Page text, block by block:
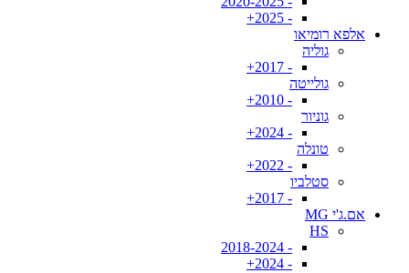
- 2025+
אלפא רומיאו
גוליה
- 2017+
גולייטה
- 2010+
גוניור
- 2024+
טונלה
- 2022+
סטלביו
- 2017+
אם.ג'י MG
HS
- 2018-2024
- 2024+